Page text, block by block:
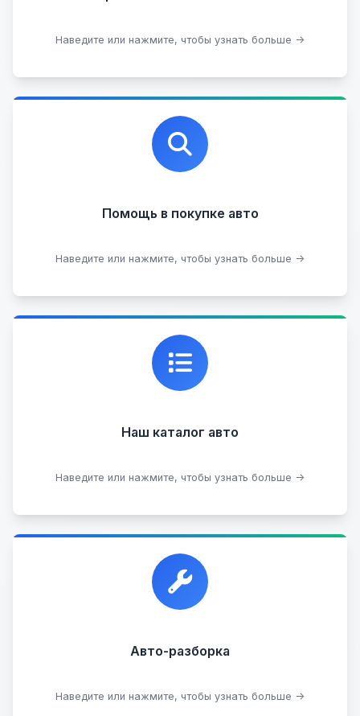
Наведите или нажмите, чтобы узнать больше →
Оставить на комиссии
Помощь в покупке авто
Наведите или нажмите, чтобы узнать больше →
Профессиональная помощь в выборе автомобиля
на любых торговых площадках с проверкой
юридической чистоты.
Подобрать авто
Наш каталог авто
Наведите или нажмите, чтобы узнать больше →
Каталог проверенных автомобилей в отличном
состоянии, где вы можете найти подробную
информацию о каждом авто.
Посмотреть каталог
Авто-разборка
Наведите или нажмите, чтобы узнать больше →
Прием автомобилей для разборки на запчасти в
любом состоянии.
Сдать на разборку